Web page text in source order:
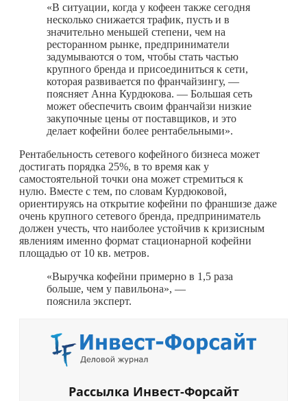
«В ситуации, когда у кофеен также сегодня
несколько снижается трафик, пусть и в
значительно меньшей степени, чем на
ресторанном рынке, предприниматели
задумываются о том, чтобы стать частью
крупного бренда и присоединиться к сети,
которая развивается по франчайзингу, —
поясняет Анна Курдюкова. — Большая сеть
может обеспечить своим франчайзи низкие
закупочные цены от поставщиков, и это
делает кофейни более рентабельными».
Рентабельность сетевого кофейного бизнеса может
достигать порядка 25%, в то время как у
самостоятельной точки она может стремиться к
нулю. Вместе с тем, по словам Курдюковой,
ориентируясь на открытие кофейни по франшизе даже
очень крупного сетевого бренда, предприниматель
должен учесть, что наиболее устойчив к кризисным
явлениям именно формат стационарной кофейни
площадью от 10 кв. метров.
«Выручка кофейни примерно в 1,5 раза
больше, чем у павильона», —
пояснила эксперт.
Рассылка Инвест-Форсайт